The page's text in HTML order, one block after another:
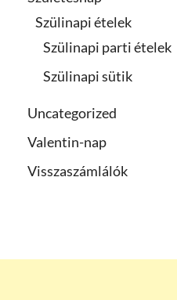
Szülinapi ételek
Szülinapi parti ételek
Szülinapi sütik
Uncategorized
Valentin-nap
Visszaszámlálók